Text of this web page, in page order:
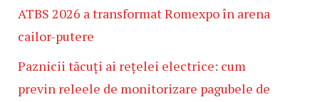
ATBS 2026 a transformat Romexpo în arena
cailor-putere
Paznicii tăcuți ai rețelei electrice: cum
previn releele de monitorizare pagubele de